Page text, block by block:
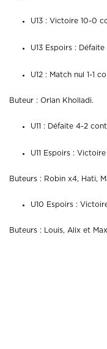
U13 : Victoire 10-0
U13 Espoirs :
U12 : Match nul 1-1
Buteur : Orlan Kholladi.
U11 : Défaite 4-2
U11 Espoirs :
Buteurs : Robin x4, Hati,
U10 Espoirs :
Buteurs : Louis, Alix et